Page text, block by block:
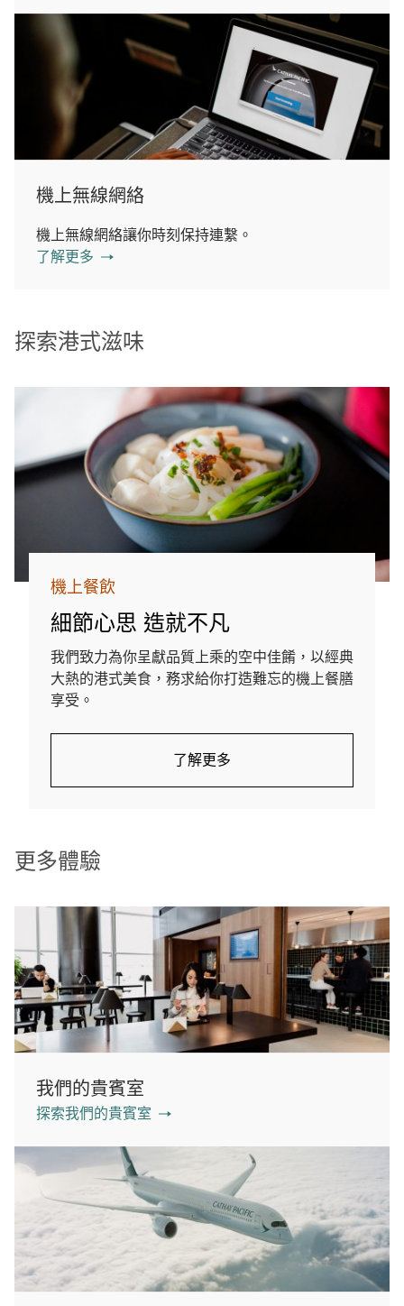
機上無線網絡
機上無線網絡讓你時刻保持連繫。
了解更多
探索港式滋味
機上餐飲
細節心思 造就不凡
我們致力為你呈獻品質上乘的空中佳餚，以經典
大熱的港式美食，務求給你打造難忘的機上餐膳
享受。
了解更多
更多體驗
我們的貴賓室
探索我們的貴賓室